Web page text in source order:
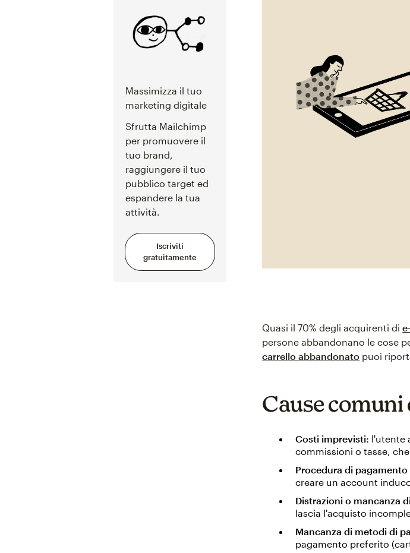
Massimizza il tuo
marketing digitale
Sfrutta Mailchimp
per promuovere il
tuo brand,
raggiungere il tuo
pubblico target ed
espandere la tua
attività.
Iscriviti
gratuitamente
Quasi il 70% degli acquirenti di
persone abbandonano le cose
carrello abbandonato puoi
Cause
Costi imprevisti: l'utente
commissioni o tasse,
Procedura di
creare un account
Distrazioni o mancanza
lascia l'acquisto
Mancanza di metodi di
pagamento preferito